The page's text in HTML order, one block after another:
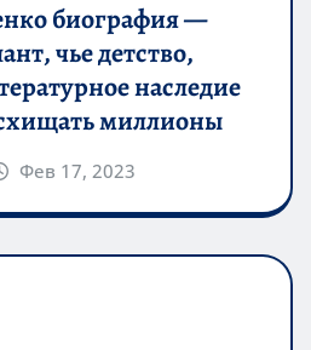
биография —
чье детство,
наследие
миллионы
Фев 17, 2023